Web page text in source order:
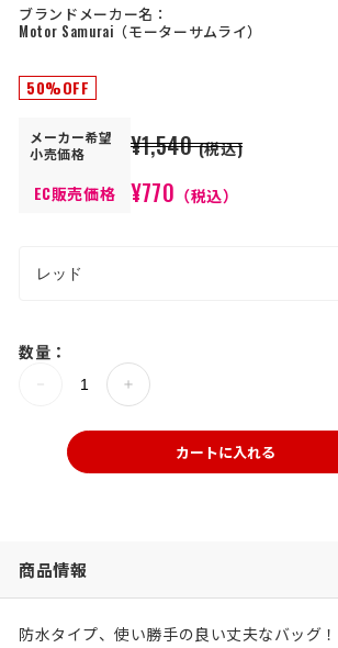
ブランドメーカー名：
Motor Samurai
モーターサムライ
50%OFF
メーカー希望
小売価格
¥1,540 (税込)
EC販売価格
¥770 （税込）
数量：
カートに入れる
商品情報
防水タイプ、使い勝手の良い丈夫なバッグ！